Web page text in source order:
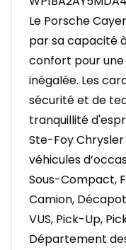
Le Porsche
par sa capacité
confort pour
inégalée. Les
sécurité et de
tranquillité
Ste-Foy
véhicules
Sous-Compact,
Camion,
VUS, Pick-Up,
Département